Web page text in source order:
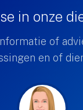
in onze
of
en of